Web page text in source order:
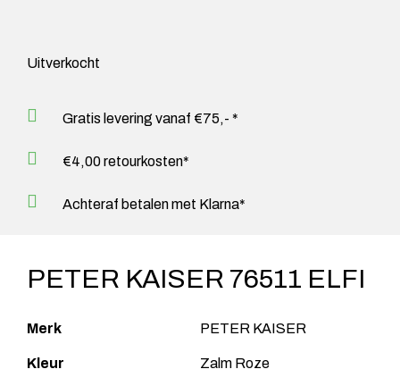
Uitverkocht
Gratis levering vanaf €75,- *
€4,00 retourkosten*
Achteraf betalen met Klarna*
PETER KAISER 76511 ELFI
Merk PETER KAISER
Kleur Zalm Roze